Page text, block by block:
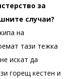
за
случаи?
на
тази тежка
искат да
горещ кестен и